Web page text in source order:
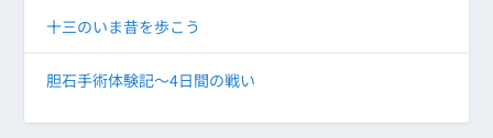
十三のいま昔を歩こう
胆石手術体験記～4日間の戦い